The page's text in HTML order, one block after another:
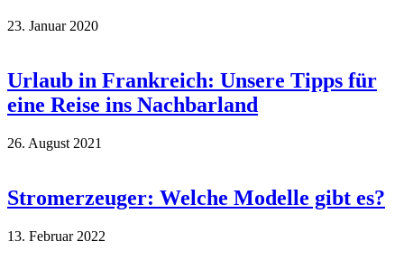
23. Januar 2020
Urlaub in Frankreich: Unsere Tipps für
eine Reise ins Nachbarland
26. August 2021
Stromerzeuger: Welche Modelle gibt es?
13. Februar 2022